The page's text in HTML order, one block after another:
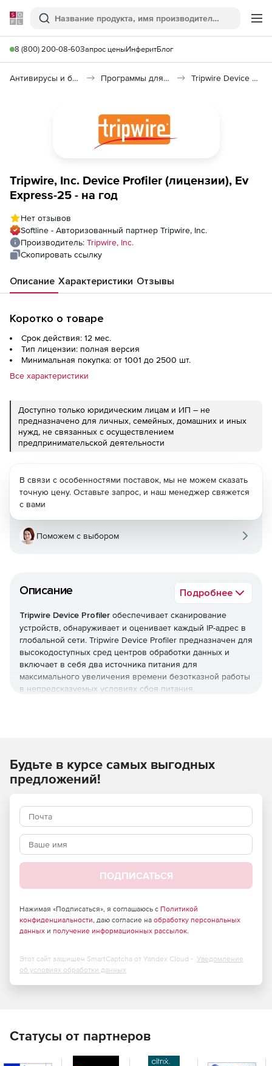
Softline
Поиск
8 (800) 200-08-60Запрос ценыИнферитБлог
Антивирусы и безопасность Программы для защиты информации Tripwire Device Profiler
Tripwire, Inc. Device Profiler (лицензии), Ev
Express-25 - на год
Нет отзывов
Softline - Авторизованный партнер Tripwire, Inc.
Производитель: Tripwire, Inc.
Скопировать ссылку
Описание Характеристики Отзывы
Коротко о товаре
Срок действия: 12 мес.
Тип лицензии: полная версия
Минимальная покупка: от 1001 до 2500 шт.
Все характеристики
Доступно только юридическим лицам и ИП – не
предназначено для личных, семейных, домашних и иных
нужд, не связанных с осуществлением
предпринимательской деятельности
Описание Подробнее
Tripwire Device Profiler обеспечивает сканирование
устройств, обнаруживает и оценивает каждый IP-адрес в
глобальной сети. Tripwire Device Profiler предназначен для
высокодоступных сред центров обработки данных и
включает в себя два источника питания для
максимального увеличения времени безотказной работы
в непредсказуемых условиях сбоя питания.
В связи с особенностями поставок, мы не можем сказать
точную цену. Оставьте запрос, и наш менеджер свяжется
с вами
Поможем с выбором
Будьте в курсе самых выгодных
предложений!
ПОДПИСАТЬСЯ
Нажимая «Подписаться», я соглашаюсь с Политикой
конфиденциальности, даю согласие на обработку персональных
данных и получение информационных рассылок.
Этот сайт защищен SmartCaptcha от Yandex Cloud - Уведомление
об условиях обработки данных
Статусы от партнеров